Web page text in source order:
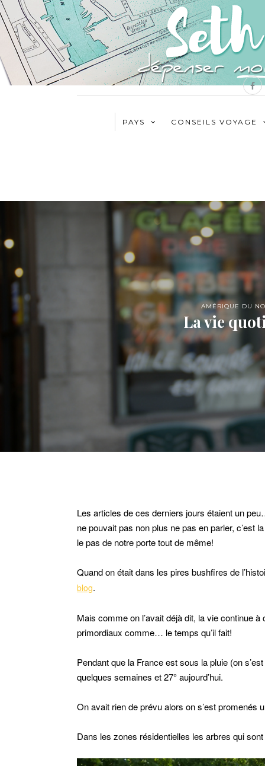
PAYS CONSEILS VOYAGE
AMÉRIQUE DU
La vie
Les articles de ces derniers jours étaient un
ne pouvait pas non plus ne pas en parler, c’est
le pas de notre porte tout de même!
Quand on était dans les pires bushfires de
blog.
Mais comme on l’avait déjà dit, la vie continue
primordiaux comme… le temps qu’il fait!
Pendant que la France est sous la pluie (on
quelques semaines et 27° aujourd’hui.
On avait rien de prévu alors on s’est promenés
Dans les zones résidentielles les arbres qui